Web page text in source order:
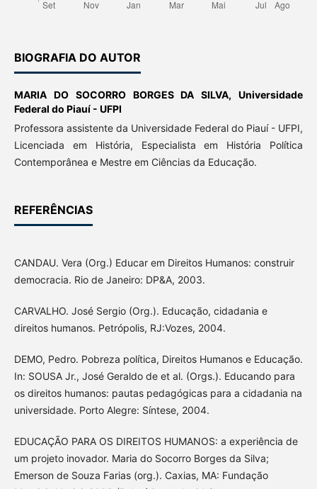
BIOGRAFIA DO AUTOR
MARIA DO SOCORRO BORGES DA SILVA,Universidade
Federal do Piauí - UFPI
Professora assistente da Universidade Federal do Piauí - UFPI,
Licenciada em História, Especialista em História Política
Contemporânea e Mestre em Ciências da Educação.
REFERÊNCIAS
CANDAU. Vera (Org.) Educar em Direitos Humanos: construir
democracia. Rio de Janeiro: DP&A, 2003.
CARVALHO. José Sergio (Org.). Educação, cidadania e
direitos humanos. Petrópolis, RJ:Vozes, 2004.
DEMO, Pedro. Pobreza política, Direitos Humanos e Educação.
In: SOUSA Jr., José Geraldo de et al. (Orgs.). Educando para
os direitos humanos: pautas pedagógicas para a cidadania na
universidade. Porto Alegre: Síntese, 2004.
EDUCAÇÃO PARA OS DIREITOS HUMANOS: a experiência de
um projeto inovador. Maria do Socorro Borges da Silva;
Emerson de Souza Farias (org.). Caxias, MA: Fundação